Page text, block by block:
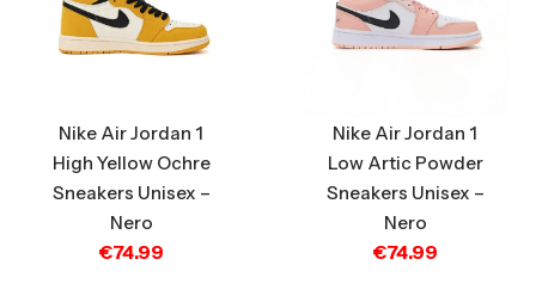
Nike Air Jordan 1
High Yellow Ochre
Sneakers Unisex –
Nero
€74.99
Nike Air Jordan 1
Low Artic Powder
Sneakers Unisex –
Nero
€74.99